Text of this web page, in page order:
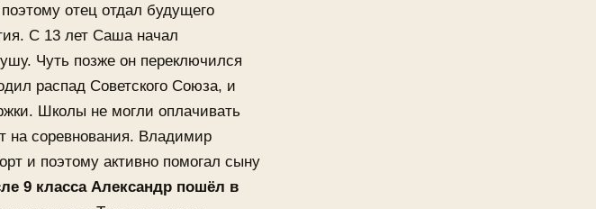
отец отдал будущего
С 13 лет Саша начал
Чуть позже он переключился
распад Советского Союза, и
Школы не могли оплачивать
на соревнования. Владимир
и поэтому активно помогал сыну
9 класса Александр пошёл в